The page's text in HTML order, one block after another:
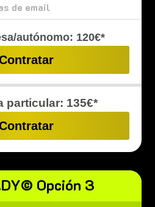
de email
autónomo: 120€*
particular: 135€*
Opción 3